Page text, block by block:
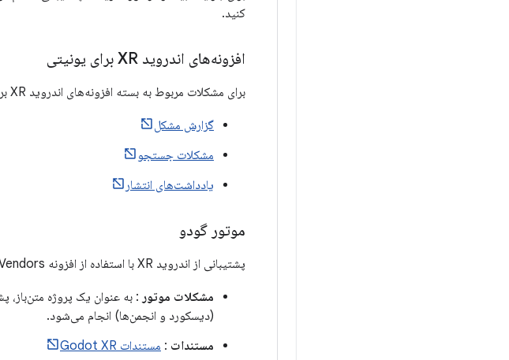
کنید.
افزونه‌های اندروید XR برای یونیتی
برای مشکلات مربوط به بسته افزونه‌های اندروید XR برای یونیتی یا نمونه‌های موجود، از این لینک‌ها استفاده کنید.
گزارش مشکل
مشکلات جستجو
یادداشت‌های انتشار
موتور گودو
پشتیبانی از اندروید XR با استفاده از افزونه OpenXR Vendors در دسترس است.
مشکلات موتور : به عنوان یک پروژه متن‌باز،
(دیسکورد و انجمن‌ها) انجام می‌شود.
مستندات : مستندات Godot XR